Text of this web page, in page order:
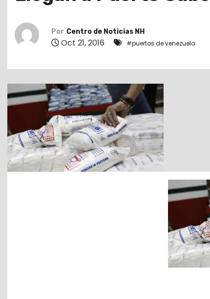
Por Centro de Noticias NH
Oct 21, 2016 #puertos de venezuela